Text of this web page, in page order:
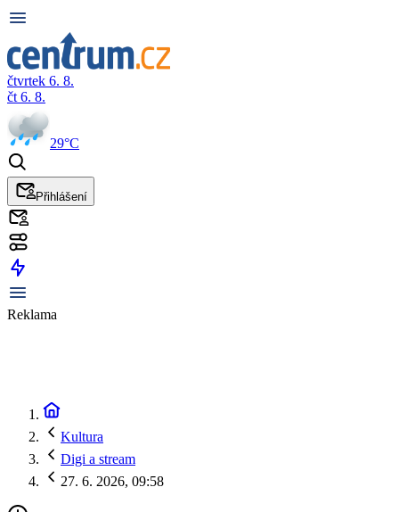
čtvrtek 6. 8.
čt 6. 8.
29°C
Přihlášení
Reklama
Kultura
Digi a stream
27. 6. 2026, 09:58